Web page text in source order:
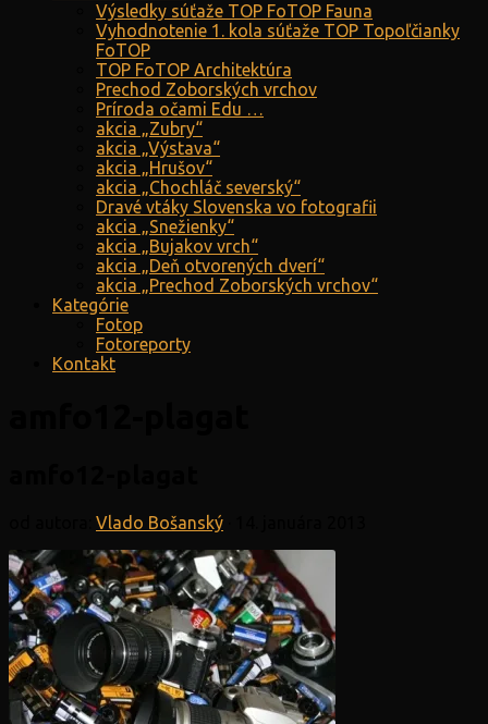
Výsledky súťaže TOP FoTOP Fauna
Vyhodnotenie 1. kola súťaže TOP Topoľčianky
FoTOP
TOP FoTOP Architektúra
Prechod Zoborských vrchov
Príroda očami Edu …
akcia „Zubry“
akcia „Výstava“
akcia „Hrušov“
akcia „Chochláč severský“
Dravé vtáky Slovenska vo fotografii
akcia „Snežienky“
akcia „Bujakov vrch“
akcia „Deň otvorených dverí“
akcia „Prechod Zoborských vrchov“
Kategórie
Fotop
Fotoreporty
Kontakt
Vlado Bošanský